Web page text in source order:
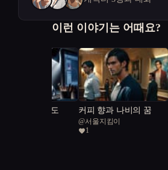
이런 이야기는 어때요?
치 너머의 온도 커피 향과 나비의 꿈
@서울지킴이
1